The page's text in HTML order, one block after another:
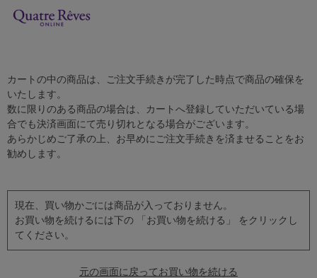
カートの中の商品は、ご注文手続きが完了した時点で商品の確保を
いたします。
数に限りのある商品の場合は、カートへ登録していただいている場
合でも決済画面にて売り切れとなる場合がございます。
あらかじめご了承の上、お早めにご注文手続きを済ませることをお
勧めします。
現在、買い物かごには商品が入っておりません。
お買い物を続けるには下の 「お買い物を続ける」 をクリックし
てください。
元の画面に戻ってお買い物を続ける